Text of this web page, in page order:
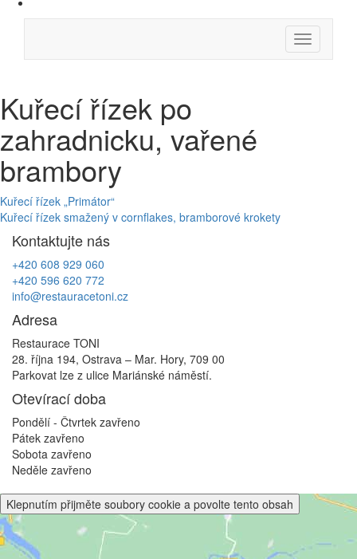
content
Menu
Kuřecí řízek po
zahradnicku, vařené
brambory
Navigace
pro
příspěvek
Kuřecí řízek „Primátor“
Kuřecí řízek smažený v cornflakes, bramborové krokety
Kontaktujte nás
+420 608 929 060
+420 596 620 772
info@restauracetoni.cz
Adresa
Restaurace TONI
28. října 194, Ostrava – Mar. Hory, 709 00
Parkovat lze z ulice Mariánské náměstí.
Otevírací doba
Pondělí - Čtvrtek zavřeno
Pátek zavřeno
Sobota zavřeno
Neděle zavřeno
Klepnutím přijměte soubory cookie a povolte tento obsah